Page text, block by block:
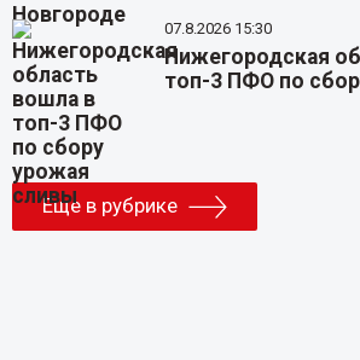
07.8.2026 15:30
Нижегородская
топ-3 ПФО по
Еще в рубрике